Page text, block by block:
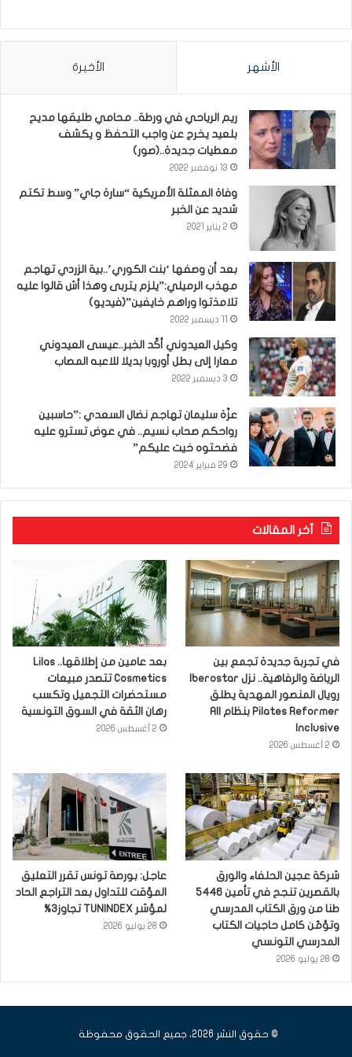
الأشهر الأخيرة
ريم الرياحي في ورطة.. محامي طليقها مديح
بلعيد يخرج عن واجب التحفظ و يكشف
معطيات جديدة..(صور)
13 نوفمبر 2022
وفاة الممثلة الأمريكية “سارة جاي” وسط تكتم
شديد عن الخبر
2 يناير 2021
بعد أن وصفها ‘بنت الكوري’..بية الزردي تهاجم
مهذب الرميلي:”يلزم يتربى وهذا أش قالوا عليه
تلامذتوا وراهم خايفين”(فيديو)
وكيل العيدوني أكّد الخبر..عيسى العيدوني
معارا إلى بطل أوروبا بديلا للاعبه المصاب
3 ديسمبر 2022
عزّة سليمان تهاجم نضال السعدي :”حاسبين
رواحكم صحاب نسيم.. في عوض تسترو عليه
فضحتوه خيت عليكم”
29 فبراير 2024
آخر المقالات
في تجربة جديدة تجمع بين
رويال المنصور المهدية يطلق
Pilates Reformer بنظام All
Inclusive
2 أغسطس 2026
بعد عامين من إطلاقها.. Lilas
Cosmetics تتصدر مبيعات
مستحضرات التجميل وتكسب
رهان الثقة في السوق التونسية
2 أغسطس 2026
شركة عجين الحلفاء والورق
بالقصرين تنجح في تأمين 5446
طنا من ورق الكتاب المدرسي
وتؤمّن كامل حاجيات الكتاب
المدرسي التونسي
28 يوليو 2026
عاجل: بورصة تونس تقرر التعليق
المؤقت للتداول بعد التراجع الحاد
لمؤشر TUNINDEX تجاوز3%
28 يوليو 2026
© حقوق النشر 2026، جميع الحقوق محفوظة